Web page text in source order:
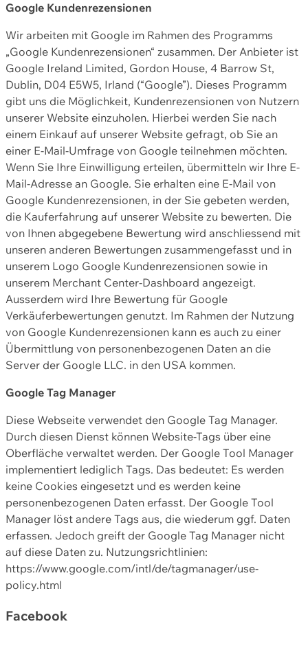
Google Kundenrezensionen
Wir arbeiten mit Google im Rahmen des Programms
„Google Kundenrezensionen“ zusammen. Der Anbieter ist
Google Ireland Limited, Gordon House, 4 Barrow St,
Dublin, D04 E5W5, Irland (“Google”). Dieses Programm
gibt uns die Möglichkeit, Kundenrezensionen von Nutzern
unserer Website einzuholen. Hierbei werden Sie nach
einem Einkauf auf unserer Website gefragt, ob Sie an
einer E-Mail-Umfrage von Google teilnehmen möchten.
Wenn Sie Ihre Einwilligung erteilen, übermitteln wir Ihre E-
Mail-Adresse an Google. Sie erhalten eine E-Mail von
Google Kundenrezensionen, in der Sie gebeten werden,
die Kauferfahrung auf unserer Website zu bewerten. Die
von Ihnen abgegebene Bewertung wird anschliessend mit
unseren anderen Bewertungen zusammengefasst und in
unserem Logo Google Kundenrezensionen sowie in
unserem Merchant Center-Dashboard angezeigt.
Ausserdem wird Ihre Bewertung für Google
Verkäuferbewertungen genutzt. Im Rahmen der Nutzung
von Google Kundenrezensionen kann es auch zu einer
Übermittlung von personenbezogenen Daten an die
Server der Google LLC. in den USA kommen.
Google Tag Manager
Diese Webseite verwendet den Google Tag Manager.
Durch diesen Dienst können Website-Tags über eine
Oberfläche verwaltet werden. Der Google Tool Manager
implementiert lediglich Tags. Das bedeutet: Es werden
keine Cookies eingesetzt und es werden keine
personenbezogenen Daten erfasst. Der Google Tool
Manager löst andere Tags aus, die wiederum ggf. Daten
erfassen. Jedoch greift der Google Tag Manager nicht
auf diese Daten zu. Nutzungsrichtlinien:
https://www.google.com/intl/de/tagmanager/use-
policy.html
Facebook